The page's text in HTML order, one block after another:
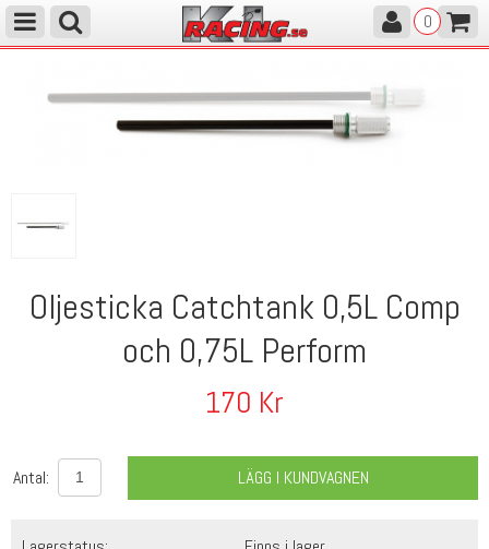
0
Oljesticka Catchtank 0,5L Comp
och 0,75L Perform
170 Kr
Antal: LÄGG I KUNDVAGNEN